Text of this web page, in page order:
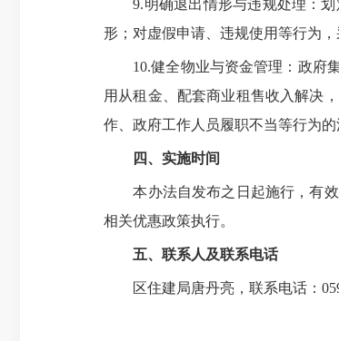
9.明确退出情形与违规处理：划
形；对虚假申请、违规使用等行为
10.健全物业与资金管理：政府集
用从租金、配套商业租售收入解决
作、政府工作人员履职不当等行为
四、实施时间
本办法自发布之日起施行，有效
相关优惠政策执行。
五、联系人及联系电话
区住建局唐丹亮，联系电话：